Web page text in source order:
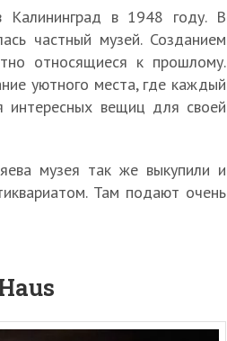
Калининград в 1948 году. В
частный музей. Созданием
относящиеся к прошлому.
уютного места, где каждый
интересных вещиц для своей
музея так же выкупили и
Там подают очень